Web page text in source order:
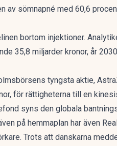
sömnapné med 60,6
bortom injektioner.
35,8 miljarder kronor, år
tyngsta aktie,
för rättigheterna till en
syns den globala
på hemmaplan har även
Trots att danskarna